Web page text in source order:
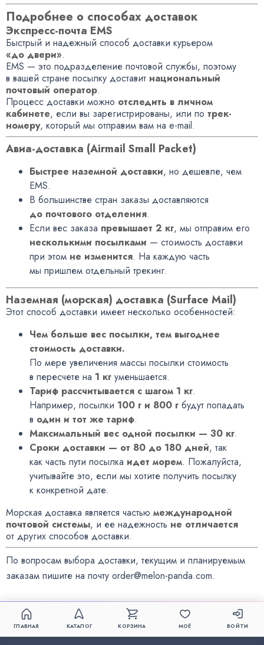
Подробнее о способах доставок
Экспресс-почта EMS
Быстрый и надежный способ доставки курьером
«до двери».
EMS — это подразделение почтовой службы, поэтому
в вашей стране посылку доставит национальный
почтовый оператор.
Процесс доставки можно отследить в личном
кабинете, если вы зарегистрированы, или по трек-
номеру, который мы отправим вам на e-mail.
Авиа-доставка (Airmail Small Packet)
Быстрее наземной доставки, но дешевле, чем
EMS.
В большинстве стран заказы доставляются
до почтового отделения.
Если вес заказа превышает 2 кг, мы отправим его
несколькими посылками — стоимость доставки
при этом не изменится. На каждую часть
мы пришлем отдельный трекинг.
Наземная (морская) доставка (Surface Mail)
Этот способ доставки имеет несколько особенностей:
Чем больше вес посылки, тем выгоднее
стоимость доставки.
По мере увеличения массы посылки стоимость
в пересчете на 1 кг уменьшается.
Тариф рассчитывается с шагом 1 кг.
Например, посылки 100 г и 800 г будут попадать
в один и тот же тариф.
Максимальный вес одной посылки — 30 кг.
Сроки доставки — от 80 до 180 дней, так
как часть пути посылка идет морем. Пожалуйста,
учитывайте это, если мы хотите получить посылку
к конкретной дате.
Морская доставка является частью международной
почтовой системы, и ее надежность не отличается
от других способов доставки.
По вопросам выбора доставки, текущим и планируемым
заказам пишите на почту order@melon-panda.com.
ГЛАВНАЯ КАТАЛОГ КОРЗИНА МОЁ ВОЙТИ